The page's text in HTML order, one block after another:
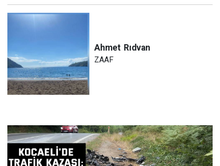
Ahmet Rıdvan
ZAAF